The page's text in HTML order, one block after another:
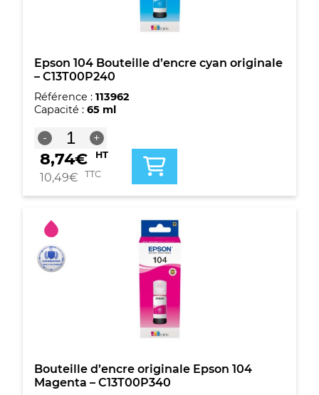
Epson 104 Bouteille d’encre cyan originale
– C13T00P240
Référence : 113962
Capacité : 65 ml
-
quantité
de
Epson
104
d'encre
originale
-
C13T00P240
+
8,74€ HT
10,49€ TTC
Bouteille d’encre originale Epson 104
Magenta – C13T00P340